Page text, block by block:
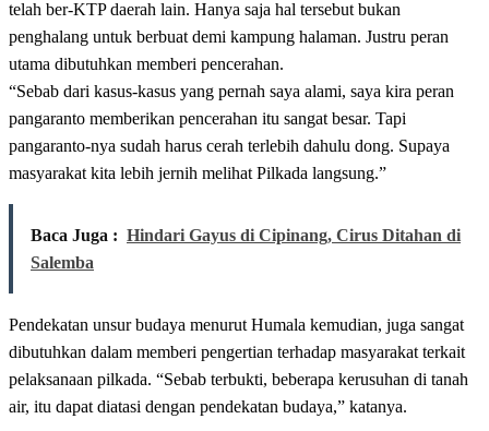
telah ber-KTP daerah lain. Hanya saja hal tersebut bukan
penghalang untuk berbuat demi kampung halaman. Justru peran
utama dibutuhkan memberi pencerahan.
“Sebab dari kasus-kasus yang pernah saya alami, saya kira peran
pangaranto memberikan pencerahan itu sangat besar. Tapi
pangaranto-nya sudah harus cerah terlebih dahulu dong. Supaya
masyarakat kita lebih jernih melihat Pilkada langsung.”
Baca Juga : Hindari Gayus di Cipinang, Cirus Ditahan di
Salemba
Pendekatan unsur budaya menurut Humala kemudian, juga sangat
dibutuhkan dalam memberi pengertian terhadap masyarakat terkait
pelaksanaan pilkada. “Sebab terbukti, beberapa kerusuhan di tanah
air, itu dapat diatasi dengan pendekatan budaya,” katanya.